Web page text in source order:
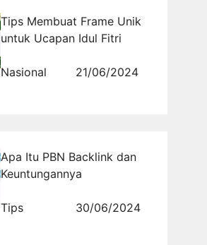
Tips Membuat Frame Unik
untuk Ucapan Idul Fitri
Nasional 21/06/2024
Apa Itu PBN Backlink dan
Keuntungannya
Tips 30/06/2024